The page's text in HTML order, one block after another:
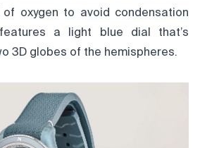
oxygen to avoid condensation
a light blue dial that’s
3D globes of the hemispheres.